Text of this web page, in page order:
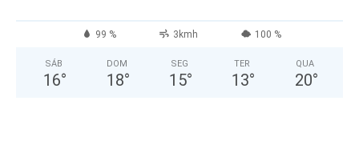
99 % 3kmh 100 %
SÁB
16°
DOM
18°
SEG
15°
TER
13°
QUA
20°